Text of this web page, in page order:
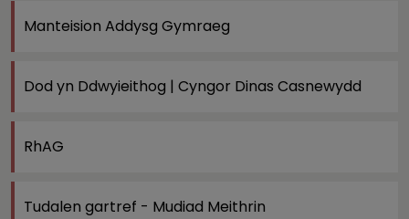
Manteision Addysg Gymraeg
Dod yn Ddwyieithog | Cyngor Dinas Casnewydd
RhAG
Tudalen gartref - Mudiad Meithrin